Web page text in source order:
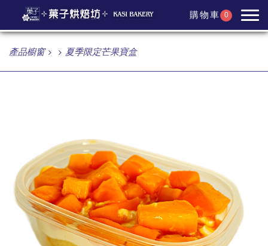
購物車 0
產品櫥窗 夏季限定芒果寶盒